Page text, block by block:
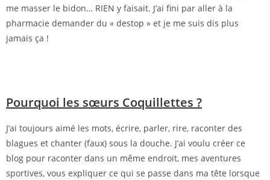
me masser le bidon… RIEN y faisait. J’ai fini par aller à la
pharmacie demander du « destop » et je me suis dis plus
jamais ça !
Pourquoi les sœurs Coquillettes ?
J’ai toujours aimé les mots, écrire, parler, rire, raconter des
blagues et chanter (faux) sous la douche. J’ai voulu créer ce
blog pour raconter dans un même endroit, mes aventures
sportives, vous expliquer ce qui se passe dans ma tête lorsque